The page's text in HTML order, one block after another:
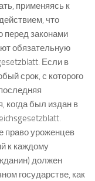
применяясь к
что
перед законами
обязательную
Если в
срок, с которого
когда был издан в
право уроженцев
к каждому
должен
государстве, как